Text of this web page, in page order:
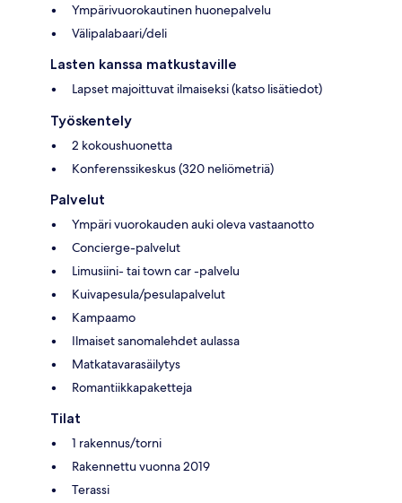
Ympärivuorokautinen huonepalvelu
Välipalabaari/deli
Lasten kanssa matkustaville
Lapset majoittuvat ilmaiseksi (katso lisätiedot)
Työskentely
2 kokoushuonetta
Konferenssikeskus (320 neliömetriä)
Palvelut
Ympäri vuorokauden auki oleva vastaanotto
Concierge-palvelut
Limusiini- tai town car -palvelu
Kuivapesula/pesulapalvelut
Kampaamo
Ilmaiset sanomalehdet aulassa
Matkatavarasäilytys
Romantiikkapaketteja
Tilat
1 rakennus/torni
Rakennettu vuonna 2019
Terassi